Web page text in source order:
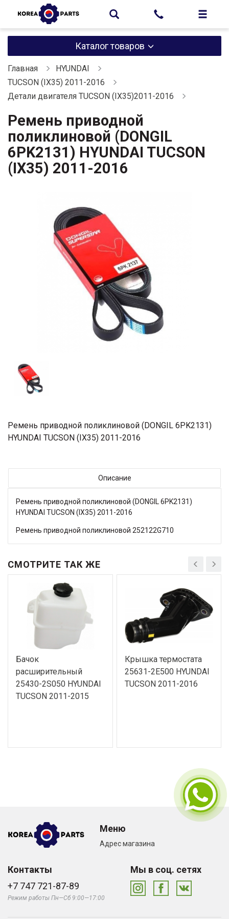
Каталог товаров
Главная
HYUNDAI
TUCSON (IX35) 2011-2016
Детали двигателя TUCSON (IX35)2011-2016
Ремень приводной
поликлиновой (DONGIL
6PK2131) HYUNDAI TUCSON
(IX35) 2011-2016
Ремень приводной поликлиновой (DONGIL 6PK2131)
HYUNDAI TUCSON (IX35) 2011-2016
Описание
Ремень приводной поликлиновой (DONGIL 6PK2131)
HYUNDAI TUCSON (IX35) 2011-2016
Ремень приводной поликлиновой 252122G710
СМОТРИТЕ ТАК ЖЕ
Бачок
расширительный
25430-2S050 HYUNDAI
TUCSON 2011-2015
Крышка термостата
25631-2E500 HYUNDAI
TUCSON 2011-2016
Меню
Адрес магазина
Контакты
+7 747 721-87-89
Режим работы Пн—Сб 9:00—17:00
Мы в соц. сетях